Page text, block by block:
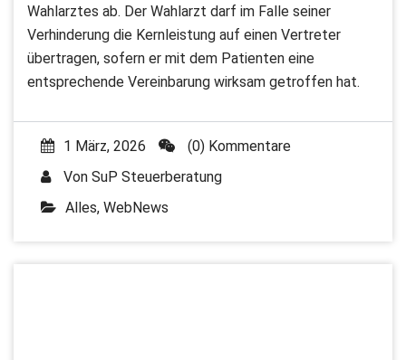
Wahlarztes ab. Der Wahlarzt darf im Falle seiner
Verhinderung die Kernleistung auf einen Vertreter
übertragen, sofern er mit dem Patienten eine
entsprechende Vereinbarung wirksam getroffen hat.
1 März, 2026
(0) Kommentare
Von SuP Steuerberatung
Alles, WebNews